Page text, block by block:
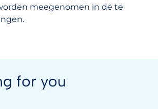
meegenomen in de te
for you